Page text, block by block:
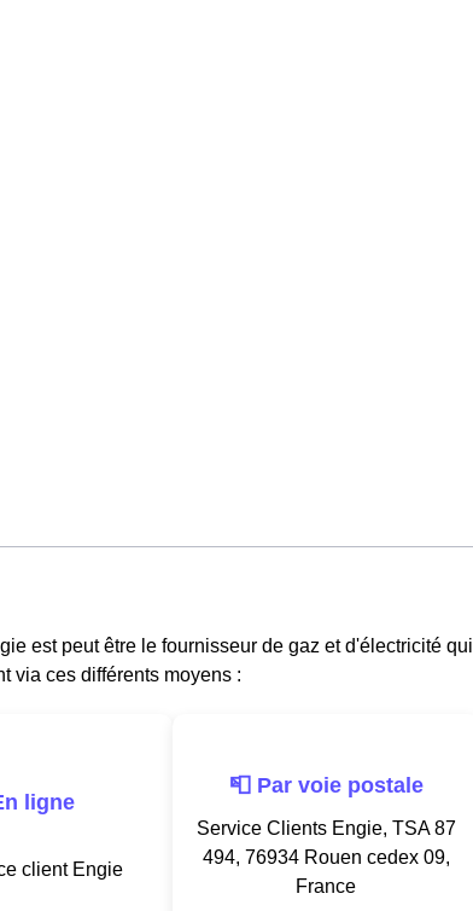
est peut être le fournisseur de gaz et d'électricité qui
via ces différents moyens :
ligne
client Engie
📮 Par voie postale
Service Clients Engie, TSA 87
494, 76934 Rouen cedex 09,
France